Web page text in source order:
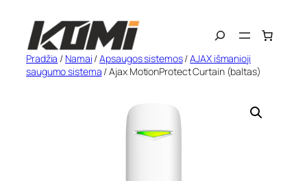
turinio
Search
Pradžia / Namai /Apsaugos sistemos/AJAX išmanioji
saugumo sistema / Ajax MotionProtect Curtain (baltas)